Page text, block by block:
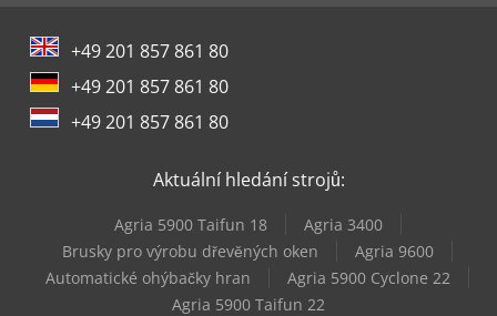
+49 201 857 861 80
+49 201 857 861 80
+49 201 857 861 80
Aktuální hledání strojů:
Agria 5900 Taifun 18
Agria 3400
Brusky pro výrobu dřevěných oken
Agria 9600
Automatické ohýbačky hran
Agria 5900 Cyclone 22
Agria 5900 Taifun 22